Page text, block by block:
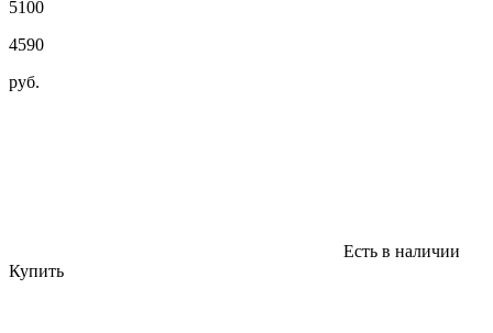
5100
4590
руб.
Есть в наличии
Купить